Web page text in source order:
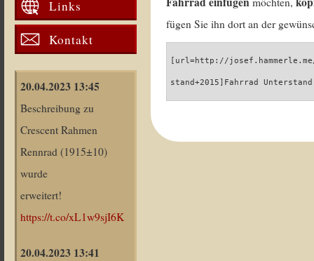
Links
Kontakt
20.04.2023 13:45
Beschreibung zu
Crescent Rahmen
Rennrad (1915±10)
wurde
erweitert!
https://t.co/xL1w9sjI6K
20.04.2023 13:41
fügen Sie ihn dort an der
[url=http://
stand+2015]Fahrrad